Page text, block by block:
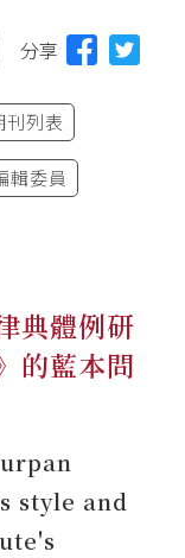
分享
刊列表
輯委員
典體例研
的藍本問
style and